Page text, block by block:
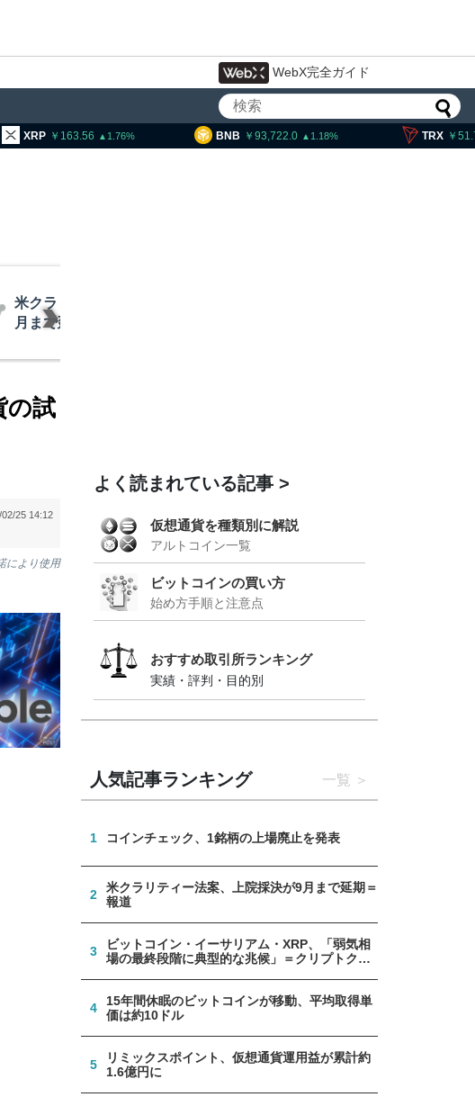
WebX完全ガイド
BNB 93,722.0 1.18 TRX 51.73
ビットコイン・イーサリアム・
XRP、「弱気相場の最終段階に典型
の試
25 14:12
により使用
よく読まれている記事
仮想通貨を種類別に解説
アルトコイン一覧
ビットコインの買い方
始め方手順と注意点
おすすめ取引所ランキング
実績・評判・目的別
人気記事ランキング 一覧
1 コインチェック、1銘柄の上場廃止を発表
2
米クラリティー法案、上院採決が9月まで延期＝
報道
3
ビットコイン・イーサリアム・XRP、「弱気相
場の最終段階に典型的な兆候」＝クリプトクア
4
15年間休眠のビットコインが移動、平均取得単
価は約10ドル
5
リミックスポイント、仮想通貨運用益が累計約
1.6億円に